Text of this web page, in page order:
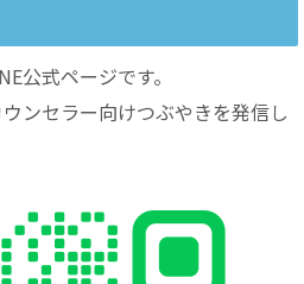
公式ページです。
ンセラー向けつぶやきを発信し